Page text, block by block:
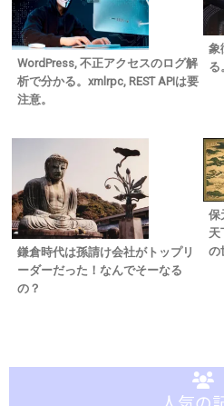
WordPress, 不正アクセスのログ解
析で分かる。xmlrpc, REST APIは要
注意。
象
る
鎌倉時代は孫請け会社がトップリ
ーダーだった！なんでそーなる
の？
保
天
の